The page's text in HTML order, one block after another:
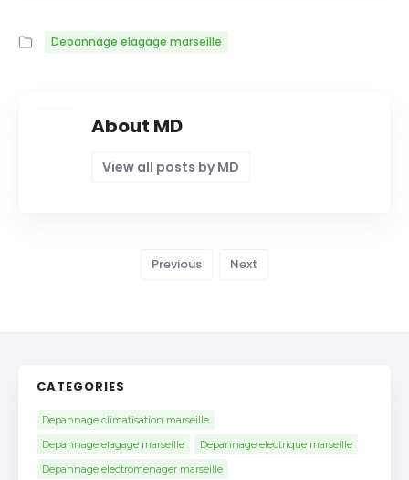
Depannage elagage marseille
About MD
View all posts by MD
Previous Next
CATEGORIES
Depannage climatisation marseille
Depannage elagage marseille
Depannage electrique marseille
Depannage electromenager marseille